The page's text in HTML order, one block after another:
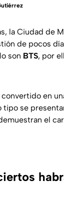
la Ciudad de
de pocos
son BTS, por
convertido en
se
el